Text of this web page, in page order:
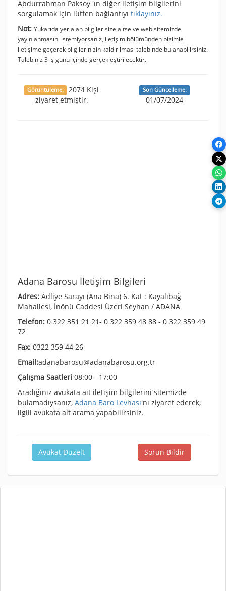
Abdurrahman Paksoy 'ın diğer iletişim bilgilerini
sorgulamak için lütfen bağlantıyı tıklayınız.
Not: Yukarıda yer alan bilgiler size aitse ve web sitemizde
yayınlanmasını istemiyorsanız, iletişim bölümünden bizimle
iletişime geçerek bilgilerinizin kaldırılması talebinde bulanabilirsiniz.
Talebiniz 3 iş günü içinde gerçekleştirilecektir.
Görüntüleme:
2074 Kişi
ziyaret etmiştir.
Son Güncelleme:
01/07/2024
Adana Barosu İletişim Bilgileri
Adres: Adliye Sarayı (Ana Bina) 6. Kat : Kayalıbağ
Mahallesi, İnönü Caddesi Üzeri Seyhan / ADANA
Telefon: 0 322 351 21 21- 0 322 359 48 88 - 0 322 359 49
72
Fax: 0322 359 44 26
Email:adanabarosu@adanabarosu.org.tr
Çalışma Saatleri 08:00 - 17:00
Aradığınız avukata ait iletişim bilgilerini sitemizde
bulamadıysanız, Adana Baro Levhası'nı ziyaret ederek,
ilgili avukata ait arama yapabilirsiniz.
Avukat Düzelt Sorun Bildir